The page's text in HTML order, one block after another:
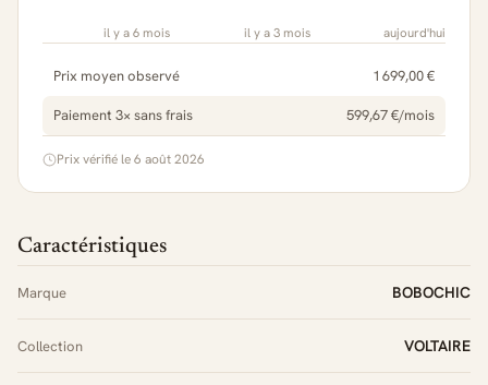
il y a 6 mois il y a 3 mois aujourd'hui
Prix moyen observé 1 699,00 €
Paiement 3× sans frais 599,67 €/mois
Prix vérifié le 6 août 2026
Caractéristiques
Marque BOBOCHIC
Collection VOLTAIRE